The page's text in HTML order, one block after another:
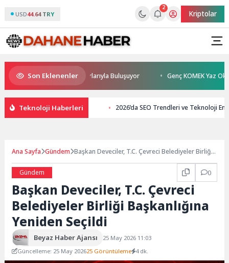
USD44.64 TRY
2
Kriptolar
Son Eklenenler
Sönmez TESAK’ta Okurlarıyla Buluşuyor Genç KOMEK Yaz Okulu
Teknoloji Haberleri 2026’da SEO Trendleri ve Teknoloji
Ana Sayfa Gündem Başkan Deveciler, T.C. Çevreci Belediyeler Birliği
Gündem
0
Başkan Deveciler, T.C. Çevreci
Belediyeler Birliği Başkanlığına
Yeniden Seçildi
Beyaz Haber Ajansı
25 May 2026 11:03
Güncelleme: 25 May 202625 Görüntüleme 4 dk.